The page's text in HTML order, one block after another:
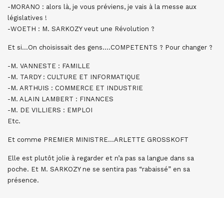
-MORANO : alors là, je vous préviens, je vais à la messe aux
législatives !
-WOETH : M. SARKOZY veut une Révolution ?
Et si…On choisissait des gens….COMPETENTS ? Pour changer ?
-M. VANNESTE : FAMILLE
-M. TARDY : CULTURE ET INFORMATIQUE
-M. ARTHUIS : COMMERCE ET INDUSTRIE
-M. ALAIN LAMBERT : FINANCES
-M. DE VILLIERS : EMPLOI
Etc.
Et comme PREMIER MINISTRE…ARLETTE GROSSKOFT
Elle est plutôt jolie à regarder et n’a pas sa langue dans sa
poche. Et M. SARKOZY ne se sentira pas “rabaissé” en sa
présence.